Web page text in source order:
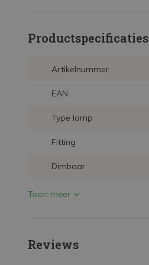
Productspecificaties
Artikelnummer
EAN
Type lamp
Fitting
Dimbaar
Toon meer
Reviews